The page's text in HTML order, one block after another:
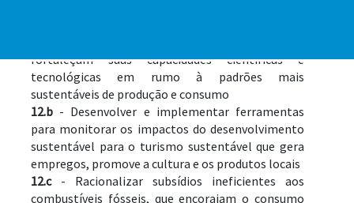
fortaleçam suas capacidades científicas e
tecnológicas em rumo à padrões mais
sustentáveis de produção e consumo
12.b - Desenvolver e implementar ferramentas
para monitorar os impactos do desenvolvimento
sustentável para o turismo sustentável que gera
empregos, promove a cultura e os produtos locais
12.c - Racionalizar subsídios ineficientes aos
combustíveis fósseis, que encorajam o consumo